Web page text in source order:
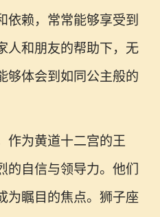
依赖，常常能够享受到
人和朋友的帮助下，无
够体会到如同公主般的
作为黄道十二宫的王
的自信与领导力。他们
为瞩目的焦点。狮子座